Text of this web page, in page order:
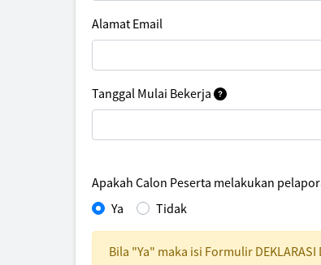
Alamat Email
Tanggal Mulai Bekerja
Apakah Calon Peserta melakukan
Ya
Tidak
Bila "Ya" maka isi Formulir DEKLARASI